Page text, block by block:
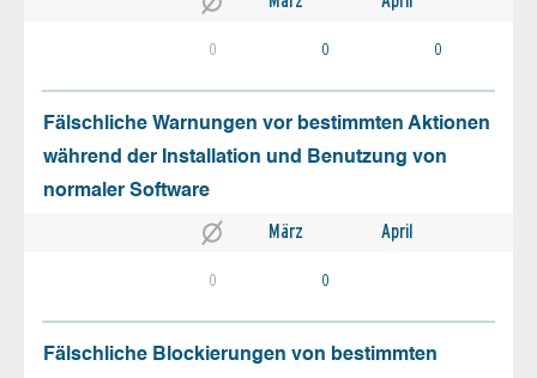
0 0 0
Fälschliche Warnungen vor bestimmten Aktionen
während der Installation und Benutzung von
normaler Software
März April
0 0
Fälschliche Blockierungen von bestimmten